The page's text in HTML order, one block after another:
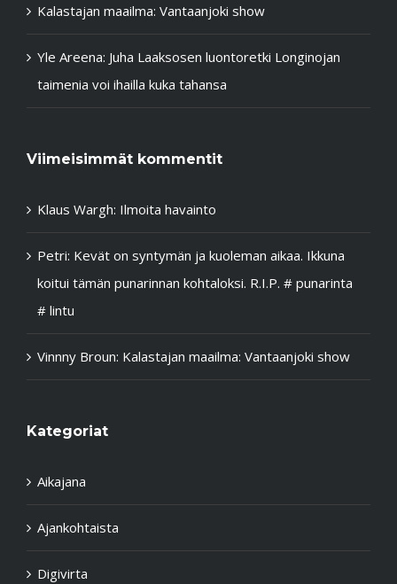
Kalastajan maailma: Vantaanjoki show
Yle Areena: Juha Laaksosen luontoretki Longinojan
taimenia voi ihailla kuka tahansa
Viimeisimmät kommentit
Klaus Wargh: Ilmoita havainto
Petri: Kevät on syntymän ja kuoleman aikaa. Ikkuna
koitui tämän punarinnan kohtaloksi. R.I.P. # punarinta
# lintu
Vinnny Broun: Kalastajan maailma: Vantaanjoki show
Kategoriat
Aikajana
Ajankohtaista
Digivirta